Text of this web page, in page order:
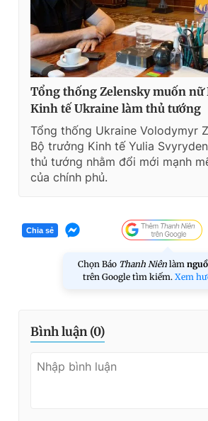
Tổng thống Zelensky muốn nữ
Kinh tế Ukraine làm thủ tướng
Tổng thống Ukraine Volodymyr
Bộ trưởng Kinh tế Yulia
thủ tướng nhằm đổi mới mạnh
của chính phủ.
Chia sẻ
Chọn Báo Thanh Niên làm
trên Google tìm kiếm. Xem
Bình luận (0)